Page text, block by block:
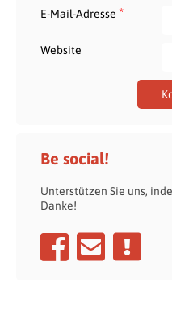
E-Mail-Adresse *
Website
Be social!
Unterstützen Sie uns,
Danke!